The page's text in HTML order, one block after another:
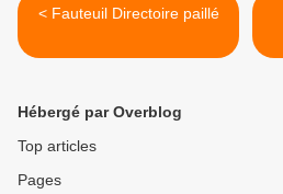
< Fauteuil Directoire paillé
Hébergé par Overblog
Top articles
Pages